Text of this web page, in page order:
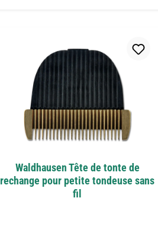
Waldhausen Tête de tonte de
rechange pour petite tondeuse sans
fil